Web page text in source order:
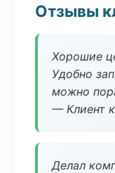
Отзывы
Хорошие
Удобно
можно
— Клиент
Делал